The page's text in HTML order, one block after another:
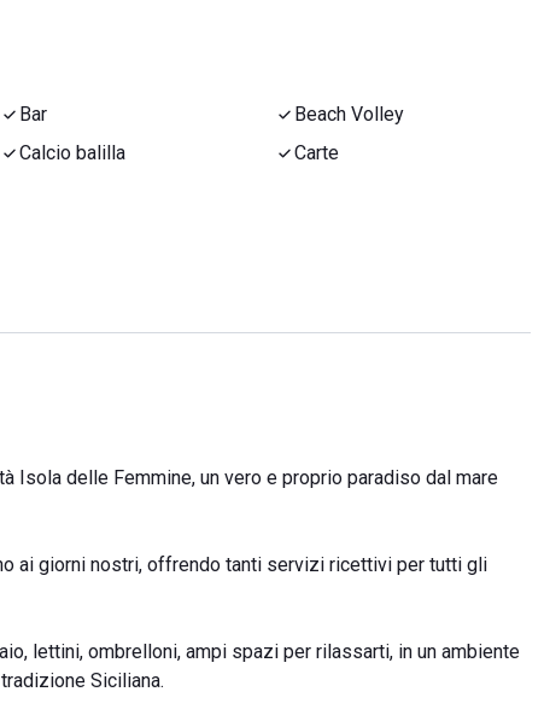
Bar
Beach Volley
Calcio balilla
Carte
Isola delle Femmine, un vero e proprio paradiso dal mare
ai giorni nostri, offrendo tanti servizi ricettivi per tutti gli
lettini, ombrelloni, ampi spazi per rilassarti, in un ambiente
Siciliana.